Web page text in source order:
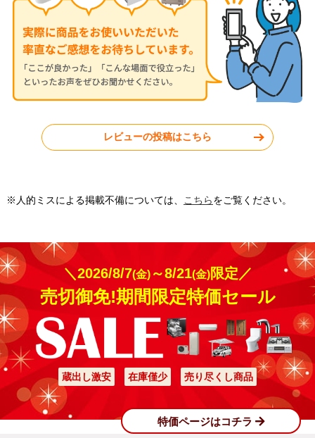
神奈川県秦野市 東京都小平市
工事実績をもっと見る
レビューの投稿はこちら
※人的ミスによる掲載不備については、 こちらをご覧ください。
＼2026/8/7(金)～8/21(金)限定／
売切御免!期間限定特価セール
蔵出し激安 在庫僅少 売り尽くし商品
特価ページはコチラ